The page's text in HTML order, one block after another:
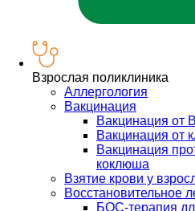
Взрослая поликлиника
Аллергология
Вакцинация
Вакцинация от
Вакцинация от
Вакцинация
коклюша
Взятие крови у
Восстановительное
БОС-терапия